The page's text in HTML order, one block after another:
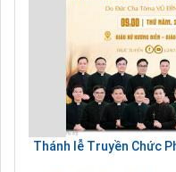
Thánh lễ Truyền Chức